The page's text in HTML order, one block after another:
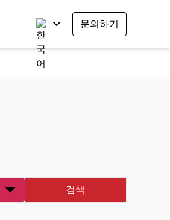
문의하기
검색